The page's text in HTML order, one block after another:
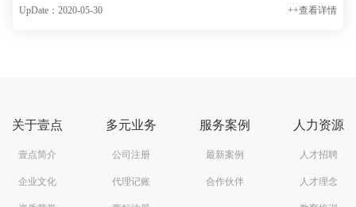
公司注册地址的情形。那么，变更公司注册地址需要多久？接下来，本文将
UpDate：2020-05-30 ++查看详情
关于壹点
壹点简介
企业文化
多元业务
公司注册
代理记账
服务案例
最新案例
合作伙伴
人力资源
人才招聘
人才理念